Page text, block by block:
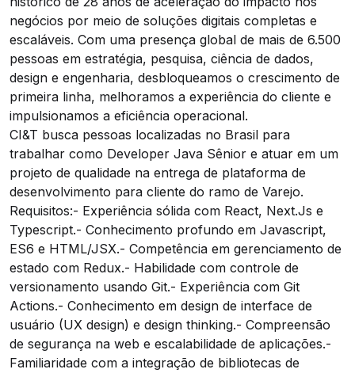
negócios por meio de soluções digitais completas e
escaláveis. Com uma presença global de mais de 6.500
pessoas em estratégia, pesquisa, ciência de dados,
design e engenharia, desbloqueamos o crescimento de
primeira linha, melhoramos a experiência do cliente e
impulsionamos a eficiência operacional.
CI&T busca pessoas localizadas no Brasil para
trabalhar como Developer Java Sênior e atuar em um
projeto de qualidade na entrega de plataforma de
desenvolvimento para cliente do ramo de Varejo.
Requisitos:- Experiência sólida com React, Next.Js e
Typescript.- Conhecimento profundo em Javascript,
ES6 e HTML/JSX.- Competência em gerenciamento de
estado com Redux.- Habilidade com controle de
versionamento usando Git.- Experiência com Git
Actions.- Conhecimento em design de interface de
usuário (UX design) e design thinking.- Compreensão
de segurança na web e escalabilidade de aplicações.-
Familiaridade com a integração de bibliotecas de